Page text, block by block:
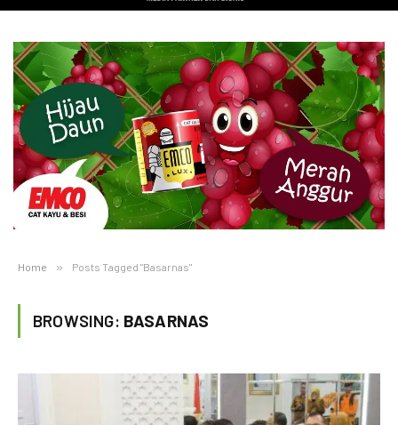
Home » Posts Tagged "Basarnas"
BROWSING: BASARNAS